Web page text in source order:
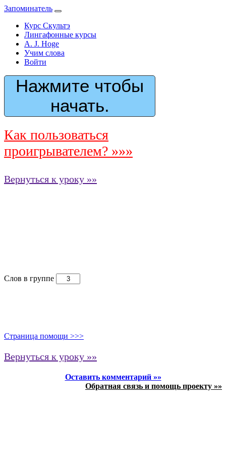
Запоминатель
Курс Скультэ
Лингафонные курсы
A. J. Hoge
Учим слова
Войти
Нажмите чтобы
начать.
Как пользоваться
проигрывателем? »»»
Вернуться к уроку »»
Слов в группе
Страница помощи >>>
Вернуться к уроку »»
Оставить комментарий »»
Обратная связь и помощь проекту »»